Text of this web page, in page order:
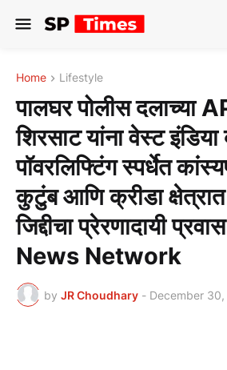
Home Lifestyle
पालघर पोलीस दलाच्या
शिरसाट यांना वेस्ट
पॉवरलिफ्टिंग स्पर्धेत
कुटुंब आणि क्रीडा
जिद्दीचा प्रेरणादायी
News Network
by JR Choudhary - December